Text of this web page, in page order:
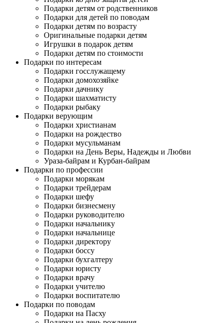
Подарки детям от родственников
Подарки для детей по поводам
Подарки детям по возрасту
Оригинальные подарки детям
Игрушки в подарок детям
Подарки детям по стоимости
Подарки по интересам
Подарки госслужащему
Подарки домохозяйке
Подарки дачнику
Подарки шахматисту
Подарки рыбаку
Подарки верующим
Подарки христианам
Подарки на рождество
Подарки мусульманам
Подарки на День Веры, Надежды и Любви
Ураза-байрам и Курбан-байрам
Подарки по профессии
Подарки морякам
Подарки трейдерам
Подарки шефу
Подарки бизнесмену
Подарки руководителю
Подарки начальнику
Подарки начальнице
Подарки директору
Подарки боссу
Подарки бухгалтеру
Подарки юристу
Подарки врачу
Подарки учителю
Подарки воспитателю
Подарки по поводам
Подарки на Пасху